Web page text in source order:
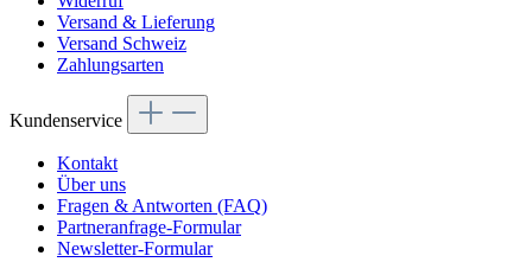
Versand & Lieferung
Versand Schweiz
Zahlungsarten
Kundenservice
Kontakt
Über uns
Fragen & Antworten (FAQ)
Partneranfrage-Formular
Newsletter-Formular